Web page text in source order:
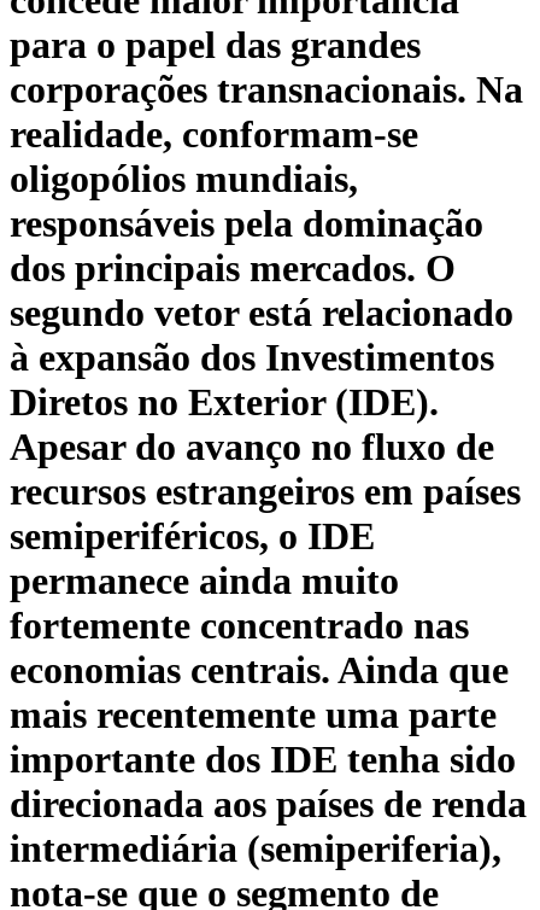
para o papel das grandes
corporações transnacionais. Na
realidade, conformam-se
oligopólios mundiais,
responsáveis pela dominação
dos principais mercados. O
segundo vetor está relacionado
à expansão dos Investimentos
Diretos no Exterior (IDE).
Apesar do avanço no fluxo de
recursos estrangeiros em países
semiperiféricos, o IDE
permanece ainda muito
fortemente concentrado nas
economias centrais. Ainda que
mais recentemente uma parte
importante dos IDE tenha sido
direcionada aos países de renda
intermediária (semiperiferia),
nota-se que o segmento de